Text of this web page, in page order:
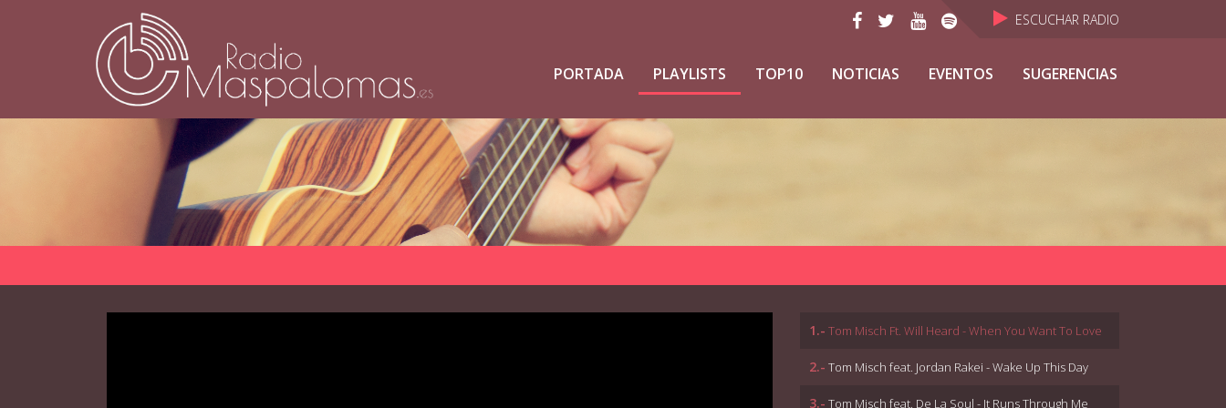
ESCUCHAR RADIO
PORTADA PLAYLISTS TOP10 NOTICIAS EVENTOS SUGERENCIAS
1.- Tom Misch Ft. Will Heard - When You Want To Love
2.- Tom Misch feat. Jordan Rakei - Wake Up This Day
3.- Tom Misch feat. De La Soul - It Runs Through Me